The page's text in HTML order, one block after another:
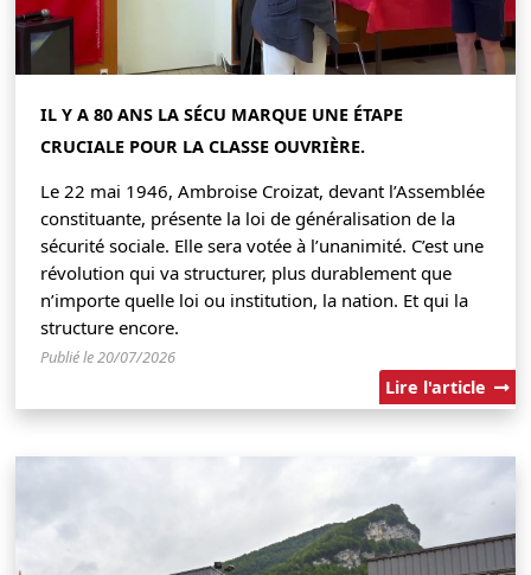
IL Y A 80 ANS LA SÉCU MARQUE UNE ÉTAPE
CRUCIALE POUR LA CLASSE OUVRIÈRE.
Le 22 mai 1946, Ambroise Croizat, devant l’Assemblée
constituante, présente la loi de généralisation de la
sécurité sociale. Elle sera votée à l’unanimité. C’est une
révolution qui va structurer, plus durablement que
n’importe quelle loi ou institution, la nation. Et qui la
structure encore.
Publié le 20/07/2026
Lire l'article